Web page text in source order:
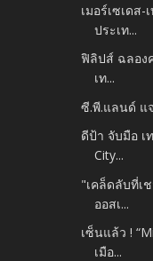
เมอร์เซเดส-
ประเท...
ฟิลิปส์ ฉลอง
เท...
ซี.พี.แลนด์ แ
ดีป้า จับมือ เ
City...
"เคล็ดลับที่เ
ออสเ...
เซ็นแล้ว !
เมือ...